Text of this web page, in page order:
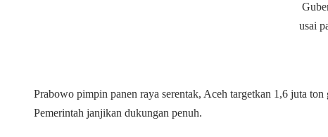
usai
Prabowo pimpin panen raya serentak, Aceh targetkan 1,6 juta ton
Pemerintah janjikan dukungan penuh.